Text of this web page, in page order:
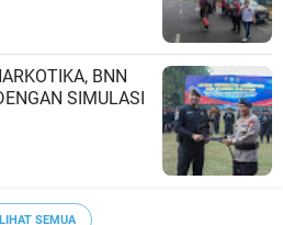
BNN
SIMULASI
LIHAT SEMUA